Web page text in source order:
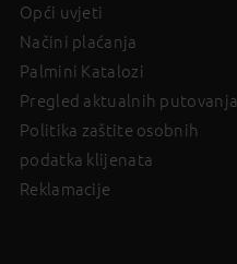
Opći uvjeti
Načini plaćanja
Palmini Katalozi
Pregled aktualnih putovanja
Politika zaštite osobnih
podatka klijenata
Reklamacije